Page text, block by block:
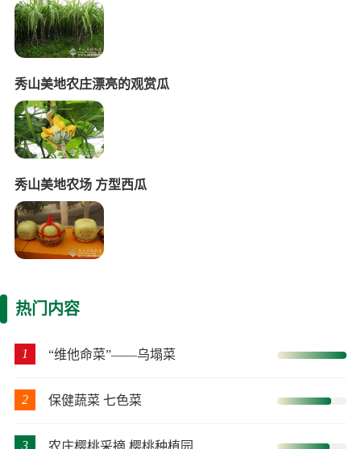
秀山美地农庄漂亮的观赏瓜
秀山美地农场 方型西瓜
热门内容
1 “维他命菜”——乌塌菜
2 保健蔬菜 七色菜
3 农庄樱桃采摘 樱桃种植园